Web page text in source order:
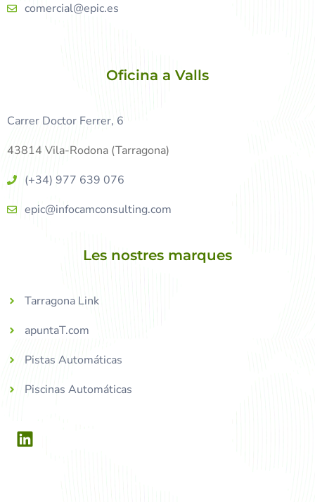
comercial@epic.es
Oficina a Valls
Carrer Doctor Ferrer, 6
43814 Vila-Rodona (Tarragona)
(+34) 977 639 076
epic@infocamconsulting.com
Les nostres marques
Tarragona Link
apuntaT.com
Pistas Automáticas
Piscinas Automáticas